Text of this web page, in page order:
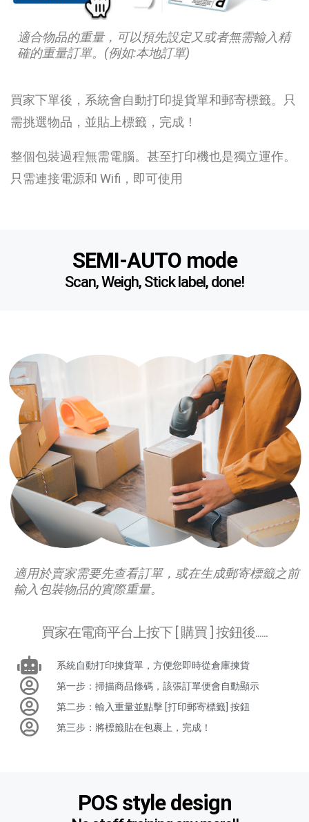
適合物品的重量，可以預先設定又或者無需輸入精
確的重量訂單。(例如:本地訂單)
買家下單後，系統會自動打印提貨單和郵寄標籤。只
需挑選物品，並貼上標籤，完成！
整個包裝過程無需電腦。甚至打印機也是獨立運作。
只需連接電源和 Wifi，即可使用
SEMI-AUTO mode
Scan, Weigh, Stick label, done!
適用於賣家需要先查看訂單，或在生成郵寄標籤之前
輸入包裝物品的實際重量。
買家在電商平台上按下 [ 購買 ] 按鈕後......
系統自動打印揀貨單，方便您即時從倉庫揀貨
第一步：掃描商品條碼，該張訂單便會自動顯示
第二步：輸入重量並點擊 [打印郵寄標籤] 按鈕
第三步：將標籤貼在包裹上，完成！
POS style design